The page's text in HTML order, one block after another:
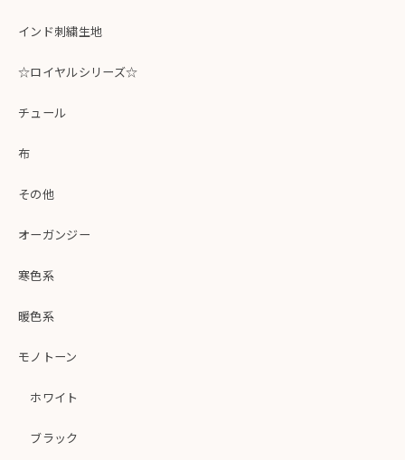
インド刺繍生地
☆ロイヤルシリーズ☆
チュール
布
その他
オーガンジー
寒色系
暖色系
モノトーン
ホワイト
ブラック